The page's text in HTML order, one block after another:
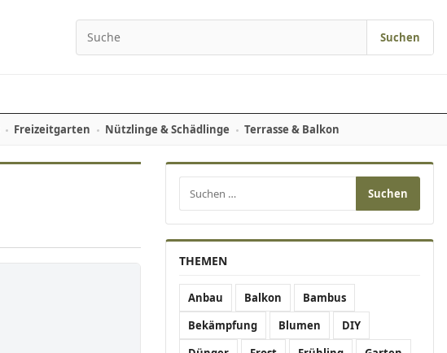
Search for: Suchen
Freizeitgarten Nützlinge & Schädlinge Terrasse & Balkon
Suchen nach:
THEMEN
Anbau Balkon
Bambus
Bekämpfung
Blumen
DIY